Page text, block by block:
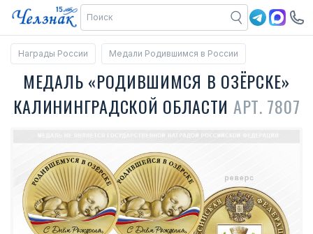
Награды России Медали Родившимся в России
МЕДАЛЬ «РОДИВШИМСЯ В ОЗЁРСКЕ»
КАЛИНИНГРАДСКОЙ ОБЛАСТИ АРТ. 7807